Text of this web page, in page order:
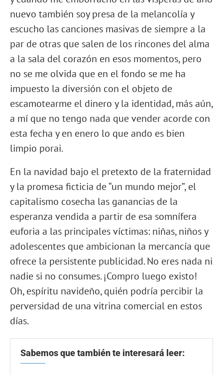
nuevo también soy presa de la melancolía y
escucho las canciones masivas de siempre a la
par de otras que salen de los rincones del alma
a la sala del corazón en esos momentos, pero
no se me olvida que en el fondo se me ha
impuesto la diversión con el objeto de
escamotearme el dinero y la identidad, más aún,
a mí que no tengo nada que vender acorde con
esta fecha y en enero lo que ando es bien
limpio porai.
En la navidad bajo el pretexto de la fraternidad
y la promesa ficticia de “un mundo mejor”, el
capitalismo cosecha las ganancias de la
esperanza vendida a partir de esa somnífera
euforia a las principales víctimas: niñas, niños y
adolescentes que ambicionan la mercancía que
ofrece la persistente publicidad. No eres nada ni
nadie si no consumes. ¡Compro luego existo!
Oh, espíritu navideño, quién podría percibir la
perversidad de una vitrina comercial en estos
días.
Sabemos que también te interesará leer: